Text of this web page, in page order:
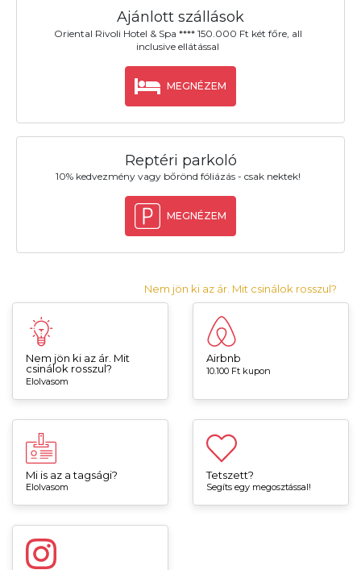
Ajánlott szállások
Oriental Rivoli Hotel & Spa **** 150.000 Ft két főre, all
inclusive ellátással
MEGNÉZEM
Reptéri parkoló
10% kedvezmény vagy bőrönd fóliázás - csak nektek!
MEGNÉZEM
Nem jön ki az ár. Mit csinálok rosszul?
Nem jön ki az ár. Mit
csinálok rosszul?
Elolvasom
Airbnb
10.100 Ft kupon
Mi is az a tagsági?
Elolvasom
Tetszett?
Segíts egy megosztással!